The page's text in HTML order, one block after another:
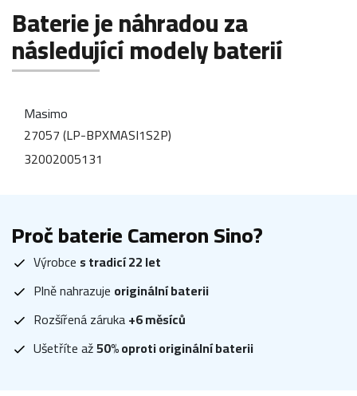
Baterie je náhradou za
následující modely baterií
Masimo
27057 (LP-BPXMASI1S2P)
32002005131
Proč baterie Cameron Sino?
Výrobce s tradicí 22 let
Plně nahrazuje originální baterii
Rozšířená záruka+6 měsíců
Ušetříte až50% oproti originální baterii